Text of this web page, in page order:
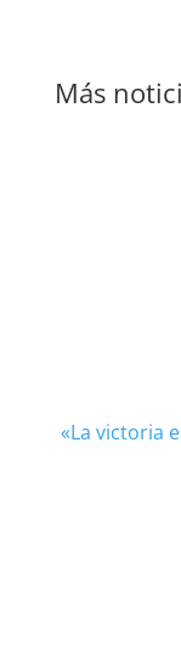
Más
«La victoria